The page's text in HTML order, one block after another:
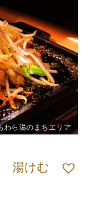
わら湯のまちエリア
湯けむ